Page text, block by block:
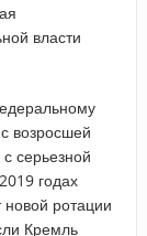
власти
возросшей
серьезной
годах
новой ротации
Кремль